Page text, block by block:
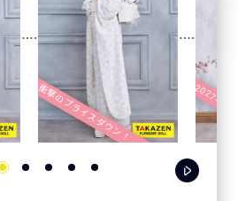
衝撃のプライスダウン！ 2027年